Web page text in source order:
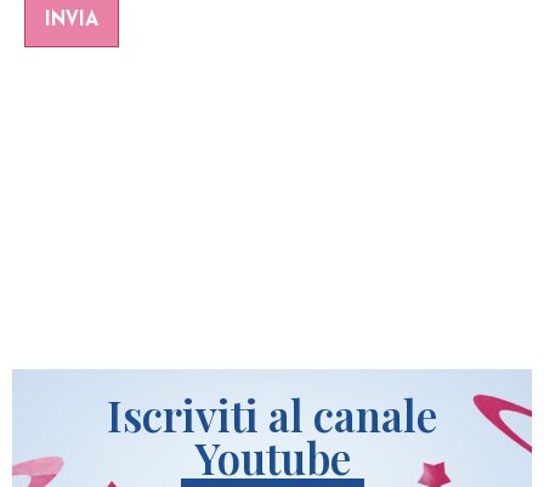
Iscriviti al canale
Youtube